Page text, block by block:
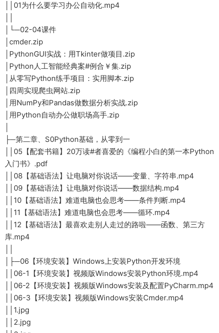
││01为什么要学习办公自动化.mp4
│└─02-04课件
│cmder.zip
│PythonGUI实战：用Tkinter做项目.zip
│Python人工智能经典案#例合￥集.zip
│从零写Python练手项目：实用脚本.zip
│四周实现爬虫网站.zip
│用NumPy和Pandas做数据分析实战.zip
│用Python自动办公做职场高手.zip
├─第二章、S0Python基础，从零到一
││05【配套书籍】20万读#者喜爱的《编程小白的第一本Python
入门书》.pdf
││08【基础语法】让电脑对你说话——变量、字符串.mp4
││09【基础语法】让电脑对你说话——数据结构.mp4
││10【基础语法】难道电脑也会思考——条件判断.mp4
││11【基础语法】难道电脑也会思考——循环.mp4
││12【基础语法】最喜欢走别人走过的路啦——函数、第三方
库.mp4
│├─06【环境安装】Windows上安装Python开发环境
││06-1【环境安装】视频版Windows安装Python环境.mp4
││06-2【环境安装】视频版Windows安装及配置PyCharm.mp4
││06-3【环境安装】视频版Windows安装Cmder.mp4
││1.jpg
││2.jpg